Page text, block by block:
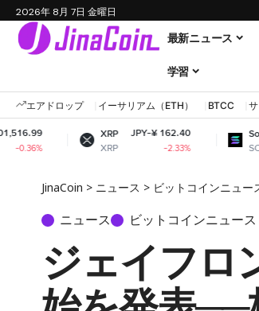
2026年 8月 7日 金曜日
最新ニュース
学習
エアドロップ イーサリアム（ETH） BTCC
XRP
XRP
JPY-¥ 162.40
-2.33%
Solana
SOL
JPY-¥
JinaCoin > ニュース > ビットコインニュー
ニュース ビットコインニュース
ジェイフロ